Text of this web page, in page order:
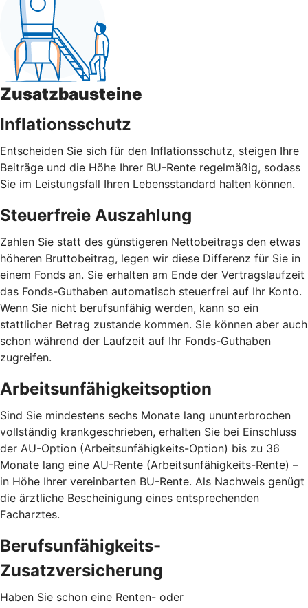
Zusatzbausteine
Inflationsschutz
Entscheiden Sie sich für den Inflationsschutz, steigen Ihre
Beiträge und die Höhe Ihrer BU-Rente regelmäßig, sodass
Sie im Leistungsfall Ihren Lebensstandard halten können.
Steuerfreie Auszahlung
Zahlen Sie statt des günstigeren Nettobeitrags den etwas
höheren Bruttobeitrag, legen wir diese Differenz für Sie in
einem Fonds an. Sie erhalten am Ende der Vertragslaufzeit
das Fonds-Guthaben automatisch steuerfrei auf Ihr Konto.
Wenn Sie nicht berufsunfähig werden, kann so ein
stattlicher Betrag zustande kommen. Sie können aber auch
schon während der Laufzeit auf Ihr Fonds-Guthaben
zugreifen.
Arbeitsunfähigkeitsoption
Sind Sie mindestens sechs Monate lang ununterbrochen
vollständig krankgeschrieben, erhalten Sie bei Einschluss
der AU-Option (Arbeitsunfähigkeits-Option) bis zu 36
Monate lang eine AU-Rente (Arbeitsunfähigkeits-Rente) –
in Höhe Ihrer vereinbarten BU-Rente. Als Nachweis genügt
die ärztliche Bescheinigung eines entsprechenden
Facharztes.
Berufsunfähigkeits-
Zusatzversicherung
Haben Sie schon eine Renten- oder